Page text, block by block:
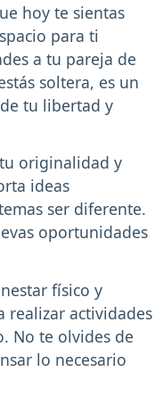
hoy te sientas
para ti
a tu pareja de
soltera, es un
tu libertad y
originalidad y
ideas
ser diferente.
oportunidades
físico y
realizar actividades
No te olvides de
lo necesario